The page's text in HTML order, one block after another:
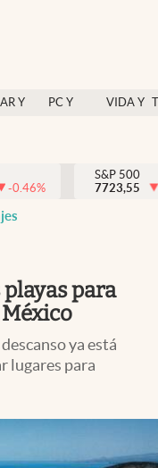
Y
PC Y
VIDA Y
México
-0.46%
S&P 500
7723,55
para
ya está
lugares para